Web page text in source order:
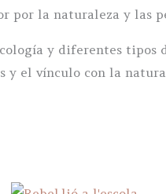
por la naturaleza y las
y diferentes tipos
y el vínculo con la